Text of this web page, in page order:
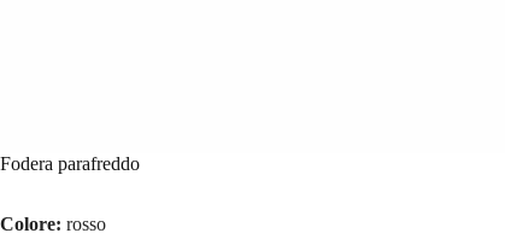
Fodera parafreddo
Colore: rosso